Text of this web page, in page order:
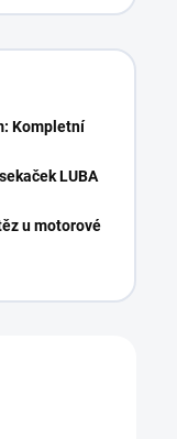
Kompletní
LUBA
u motorové